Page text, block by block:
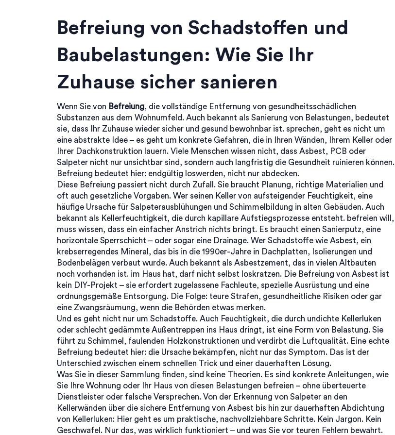
Befreiung von Schadstoffen und
Baubelastungen: Wie Sie Ihr
Zuhause sicher sanieren
Wenn Sie von Befreiung, die vollständige Entfernung von gesundheitsschädlichen
Substanzen aus dem Wohnumfeld. Auch bekannt als Sanierung von Belastungen, bedeutet
sie, dass Ihr Zuhause wieder sicher und gesund bewohnbar ist. sprechen, geht es nicht um
eine abstrakte Idee – es geht um konkrete Gefahren, die in Ihren Wänden, Ihrem Keller oder
Ihrer Dachkonstruktion lauern. Viele Menschen wissen nicht, dass Asbest, PCB oder
Salpeter nicht nur unsichtbar sind, sondern auch langfristig die Gesundheit ruinieren können.
Befreiung bedeutet hier: endgültig loswerden, nicht nur abdecken.
Diese Befreiung passiert nicht durch Zufall. Sie braucht Planung, richtige Materialien und
oft auch gesetzliche Vorgaben. Wer seinen Keller von aufsteigender Feuchtigkeit, eine
häufige Ursache für Salpeterausblühungen und Schimmelbildung in alten Gebäuden. Auch
bekannt als Kellerfeuchtigkeit, die durch kapillare Aufstiegsprozesse entsteht. befreien will,
muss wissen, dass ein einfacher Anstrich nichts bringt. Es braucht einen Sanierputz, eine
horizontale Sperrschicht – oder sogar eine Drainage. Wer Schadstoffe wie Asbest, ein
krebserregendes Mineral, das bis in die 1990er-Jahre in Dachplatten, Isolierungen und
Bodenbelägen verbaut wurde. Auch bekannt als Asbestzement, das in vielen Altbauten
noch vorhanden ist. im Haus hat, darf nicht selbst loskratzen. Die Befreiung von Asbest ist
kein DIY-Projekt – sie erfordert zugelassene Fachleute, spezielle Ausrüstung und eine
ordnungsgemäße Entsorgung. Die Folge: teure Strafen, gesundheitliche Risiken oder gar
eine Zwangsräumung, wenn die Behörden etwas merken.
Und es geht nicht nur um Schadstoffe. Auch Feuchtigkeit, die durch undichte Kellerluken
oder schlecht gedämmte Außentreppen ins Haus dringt, ist eine Form von Belastung. Sie
führt zu Schimmel, faulenden Holzkonstruktionen und verdirbt die Luftqualität. Eine echte
Befreiung bedeutet hier: die Ursache bekämpfen, nicht nur das Symptom. Das ist der
Unterschied zwischen einem schnellen Trick und einer dauerhaften Lösung.
Was Sie in dieser Sammlung finden, sind keine Theorien. Es sind konkrete Anleitungen, wie
Sie Ihre Wohnung oder Ihr Haus von diesen Belastungen befreien – ohne überteuerte
Dienstleister oder falsche Versprechen. Von der Erkennung von Salpeter an den
Kellerwänden über die sichere Entfernung von Asbest bis hin zur dauerhaften Abdichtung
von Kellerluken: Hier geht es um praktische, nachvollziehbare Schritte. Kein Jargon. Kein
Geschwafel. Nur das, was wirklich funktioniert – und was Sie vor teuren Fehlern bewahrt.